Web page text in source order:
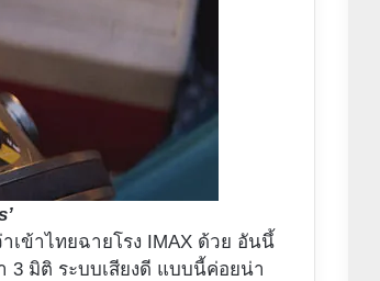
เข้าไทยฉายโรง IMAX ด้วย อันนึ้
3 มิติ ระบบเสียงดี แบบนี้ค่อยน่า